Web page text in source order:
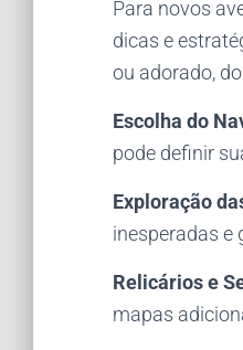
Para novos
dicas e
ou adorado,
Escolha do
pode definir
Exploração
inesperadas e
Relicários e
mapas